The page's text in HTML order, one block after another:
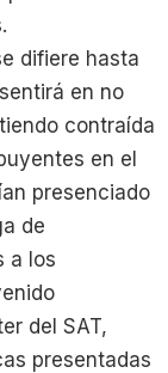
difiere hasta
en no
contraída
en el
presenciado
de
a los
del SAT,
presentadas